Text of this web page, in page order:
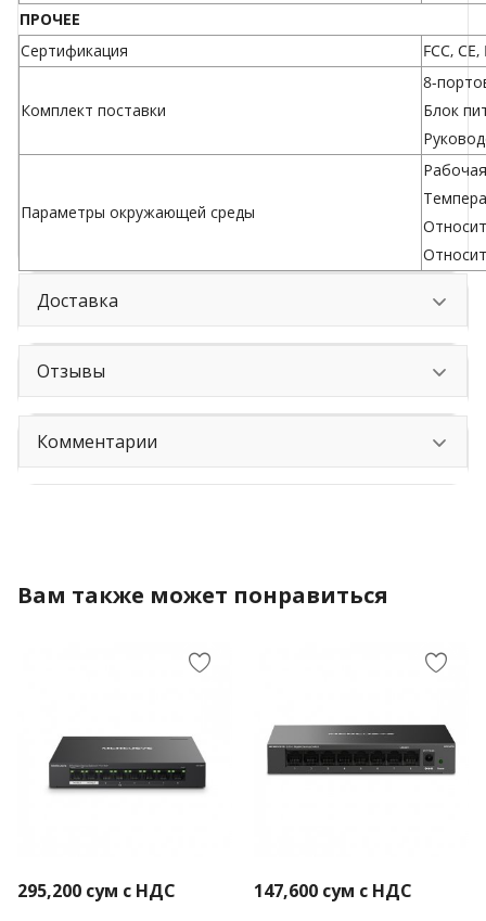
ПРОЧЕЕ
Сертификация
FCC,
Комплект поставки
8-
Блок
Параметры окружающей среды
Доставка
Отзывы
Комментарии
Вам также может понравиться
295,200 сум с НДС 147,600 сум с НДС